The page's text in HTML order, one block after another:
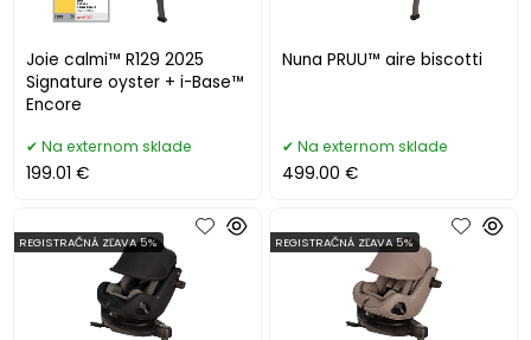
Joie calmi™ R129 2025
Signature oyster + i-Base™
Encore
Na externom sklade
199.01 €
Nuna PRUU™ aire biscotti
Na externom sklade
499.00 €
REGISTRAČNÁ ZĽAVA 5% REGISTRAČNÁ ZĽAVA 5%